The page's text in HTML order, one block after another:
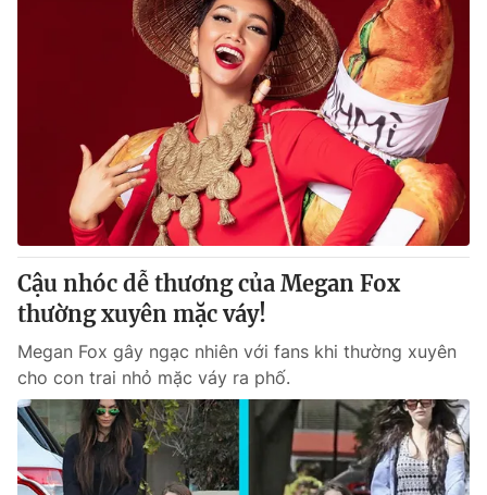
Cậu nhóc dễ thương của Megan Fox
thường xuyên mặc váy!
Megan Fox gây ngạc nhiên với fans khi thường xuyên
cho con trai nhỏ mặc váy ra phố.